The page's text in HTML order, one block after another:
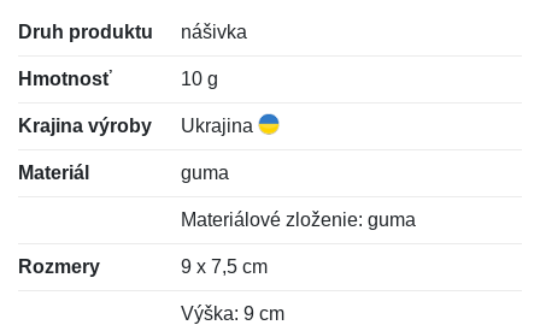
Druh produktu nášivka
Hmotnosť 10 g
Krajina výroby Ukrajina
Materiál guma
Materiálové zloženie: guma
Rozmery 9 x 7,5 cm
Výška: 9 cm